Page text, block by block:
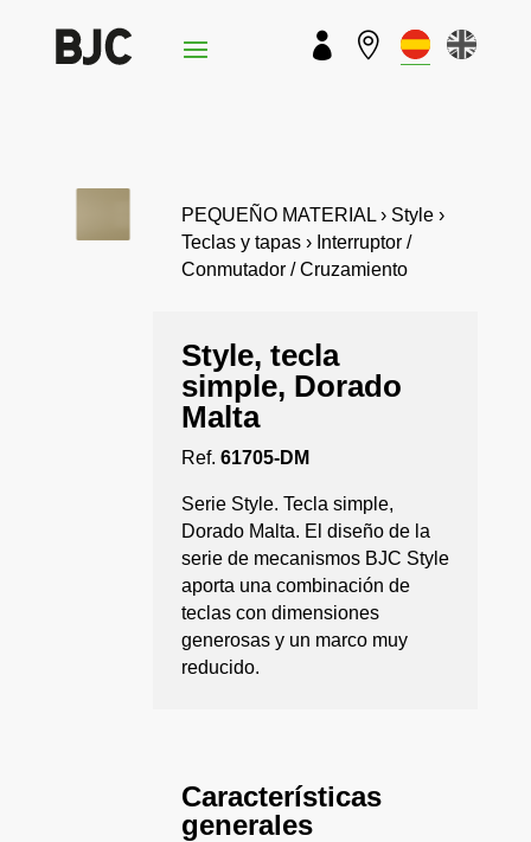
 
PEQUEÑO MATERIAL › Style ›
Teclas y tapas › Interruptor /
Conmutador / Cruzamiento
Style, tecla
simple, Dorado
Malta
Ref.61705-DM
Serie Style. Tecla simple,
Dorado Malta. El diseño de la
serie de mecanismos BJC Style
aporta una combinación de
teclas con dimensiones
generosas y un marco muy
reducido.
Características
generales